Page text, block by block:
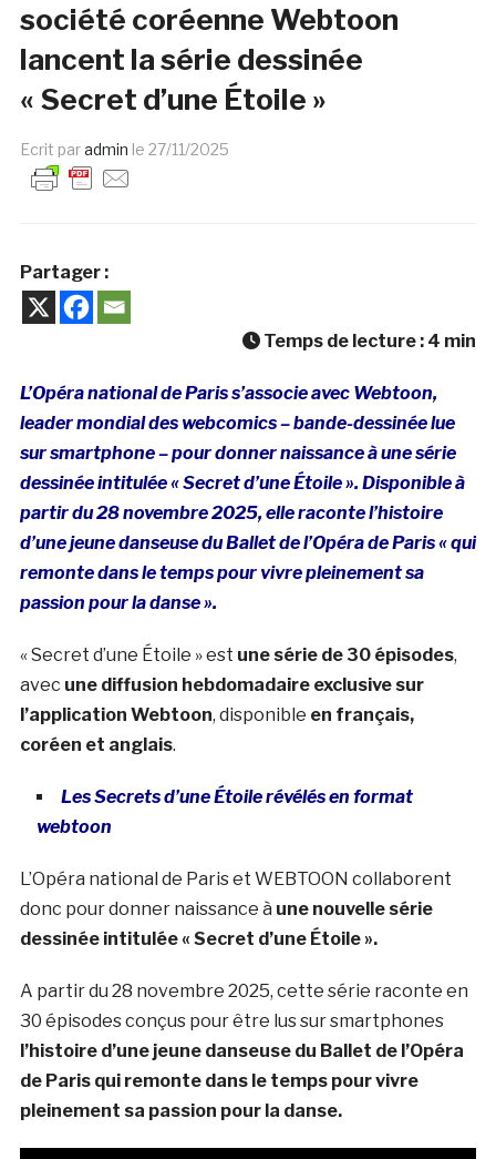
société coréenne Webtoon
lancent la série dessinée
« Secret d’une Étoile »
Ecrit paradmin le 27/11/2025
Partager :
Temps de lecture : 4 min
L’Opéra national de Paris s’associe avec Webtoon,
leader mondial des webcomics – bande-dessinée lue
sur smartphone – pour donner naissance à une série
dessinée intitulée « Secret d’une Étoile ». Disponible à
partir du 28 novembre 2025, elle raconte l’histoire
d’une jeune danseuse du Ballet de l’Opéra de Paris « qui
remonte dans le temps pour vivre pleinement sa
passion pour la danse ».
« Secret d’une Étoile » est une série de 30 épisodes,
avec une diffusion hebdomadaire exclusive sur
l’application Webtoon, disponible en français,
coréen et anglais.
Les Secrets d’une Étoile révélés en format
webtoon
L’Opéra national de Paris et WEBTOON collaborent
donc pour donner naissance à une nouvelle série
dessinée intitulée « Secret d’une Étoile ».
A partir du 28 novembre 2025, cette série raconte en
30 épisodes conçus pour être lus sur smartphones
l’histoire d’une jeune danseuse du Ballet de l’Opéra
de Paris qui remonte dans le temps pour vivre
pleinement sa passion pour la danse.